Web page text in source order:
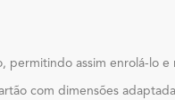
assim enrolá-lo
com dimensões